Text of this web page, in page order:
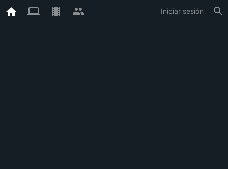
Iniciar sesión